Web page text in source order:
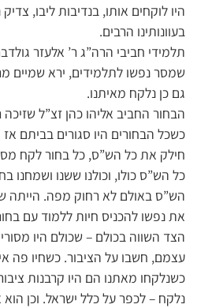
היו לוקחים אותו, בנדיבות ליבו,
בעוונותינו הרבים.
תלמידי חביבי הרה”ג ר’ אלעזר
שמסר נפשו לתלמידים, ירא שמיים
גם כן נלקח מאיתנו.
הבחור החביב אליהו כהן זצ”ל
כשכל הבחורים היו סגורים בביתם
חילק את כל הש”ס, כל בחור לקח
כל הש”ס כולו, וכולנו ששנו ושמחנו
הש”ס באולם לא רחוק מפה. הייתה
את נפשו להכניס חיות ללמוד עם
הצד השווה בכולם – שכולם היו
עצמם, חשבו על הציבור. כשחיו פה
כשנלקחו מאתנו הם היו קרבנות
נלקח – לכפר על כלל ישראל. וכן